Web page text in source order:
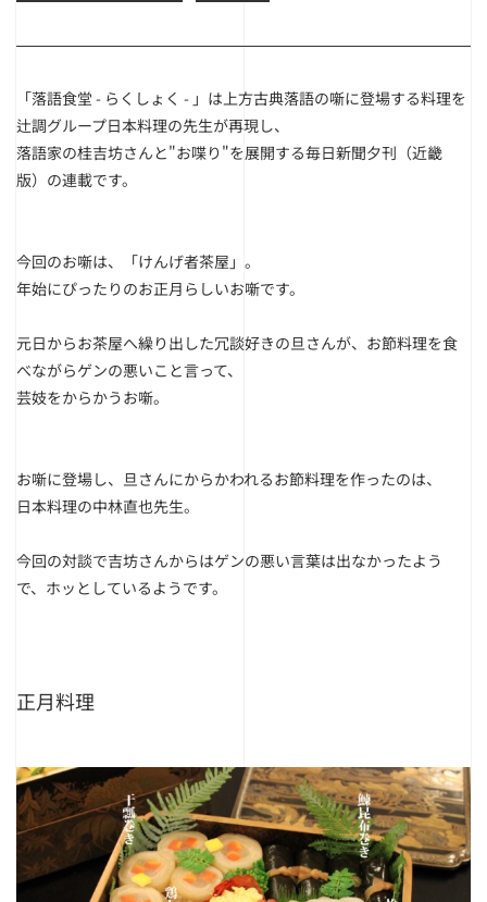
「落語食堂 - らくしょく - 」は上方古典落語の噺に登場する料理を
辻調グループ日本料理の先生が再現し、
落語家の桂吉坊さんと"お喋り"を展開する毎日新聞夕刊（近畿
版）の連載です。
今回のお噺は、「けんげ者茶屋」。
年始にぴったりのお正月らしいお噺です。
元日からお茶屋へ繰り出した冗談好きの旦さんが、お節料理を食
べながらゲンの悪いこと言って、
芸妓をからかうお噺。
お噺に登場し、旦さんにからかわれるお節料理を作ったのは、
日本料理の中林直也先生。
今回の対談で吉坊さんからはゲンの悪い言葉は出なかったよう
で、ホッとしているようです。
正月料理